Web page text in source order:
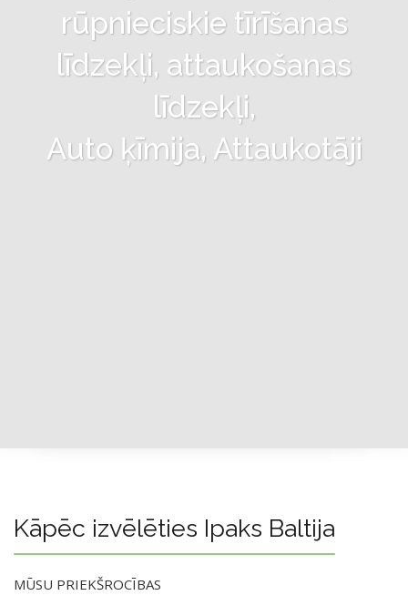
rūpnieciskie tīrīšanas
līdzekļi, attaukošanas
līdzekļi,
Auto ķīmija, Attaukotāji
Kāpēc izvēlēties Ipaks Baltija
MŪSU PRIEKŠROCĪBAS